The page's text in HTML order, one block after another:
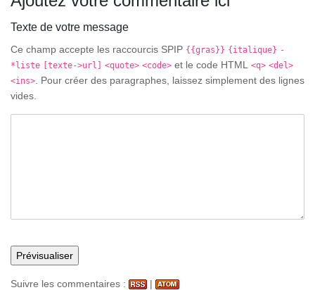
Texte de votre message
Ce champ accepte les raccourcis SPIP {{gras}} {italique} -
*liste
[texte->url] <quote> <code> et le code HTML <q> <del>
<ins> . Pour créer des paragraphes, laissez simplement des lignes
vides.
Suivre les commentaires : |